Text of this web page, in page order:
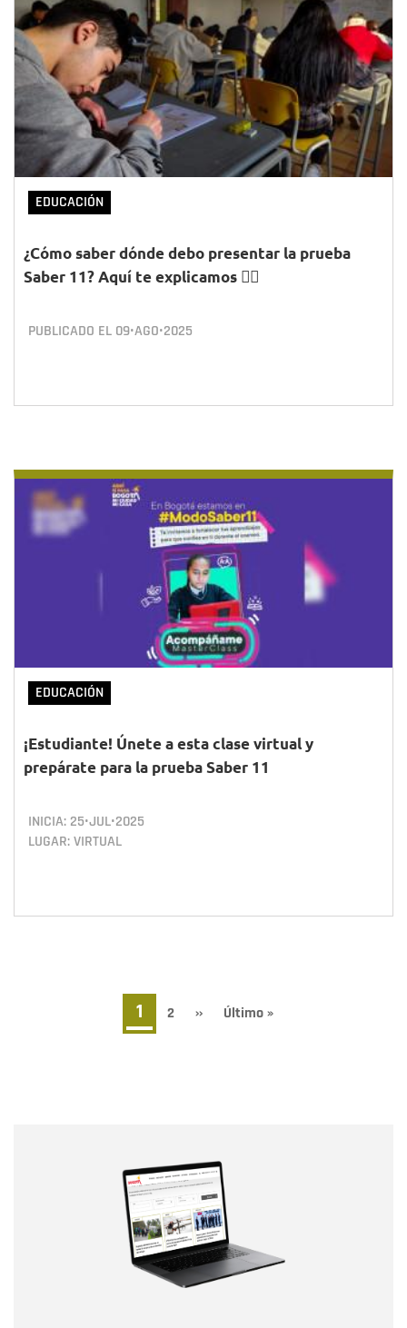
EDUCACIÓN
¿Cómo saber dónde debo presentar la prueba
Saber 11? Aquí te explicamos 👇🏻
PUBLICADO EL 09•AGO•2025
EDUCACIÓN
¡Estudiante! Únete a esta clase virtual y
prepárate para la prueba Saber 11
INICIA: 25•JUL•2025
LUGAR: VIRTUAL
Página
actual
1 Page
2
Siguiente
››
Última
Último »
Correo electrónico
Tipo de comentario